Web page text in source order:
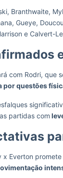
Branthwaite,
Gueye,
e Calvert-
com Rodri, que
por questões
partidas com
x Everton